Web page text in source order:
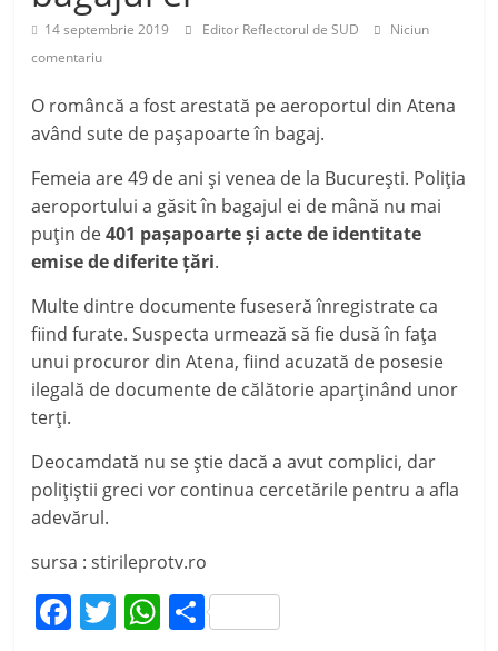
14 septembrie 2019 Editor Reflectorul de SUD
Niciun
comentariu
O româncă a fost arestată pe aeroportul din Atena
având sute de paşapoarte în bagaj.
Femeia are 49 de ani şi venea de la Bucureşti. Poliţia
aeroportului a găsit în bagajul ei de mână nu mai
puţin de401 paşapoarte şi acte de identitate
emise de diferite ţări.
Multe dintre documente fuseseră înregistrate ca
fiind furate. Suspecta urmează să fie dusă în faţa
unui procuror din Atena, fiind acuzată de posesie
ilegală de documente de călătorie aparţinând unor
terţi.
Deocamdată nu se ştie dacă a avut complici, dar
poliţiştii greci vor continua cercetările pentru a afla
adevărul.
sursa : stirileprotv.ro
F T W P